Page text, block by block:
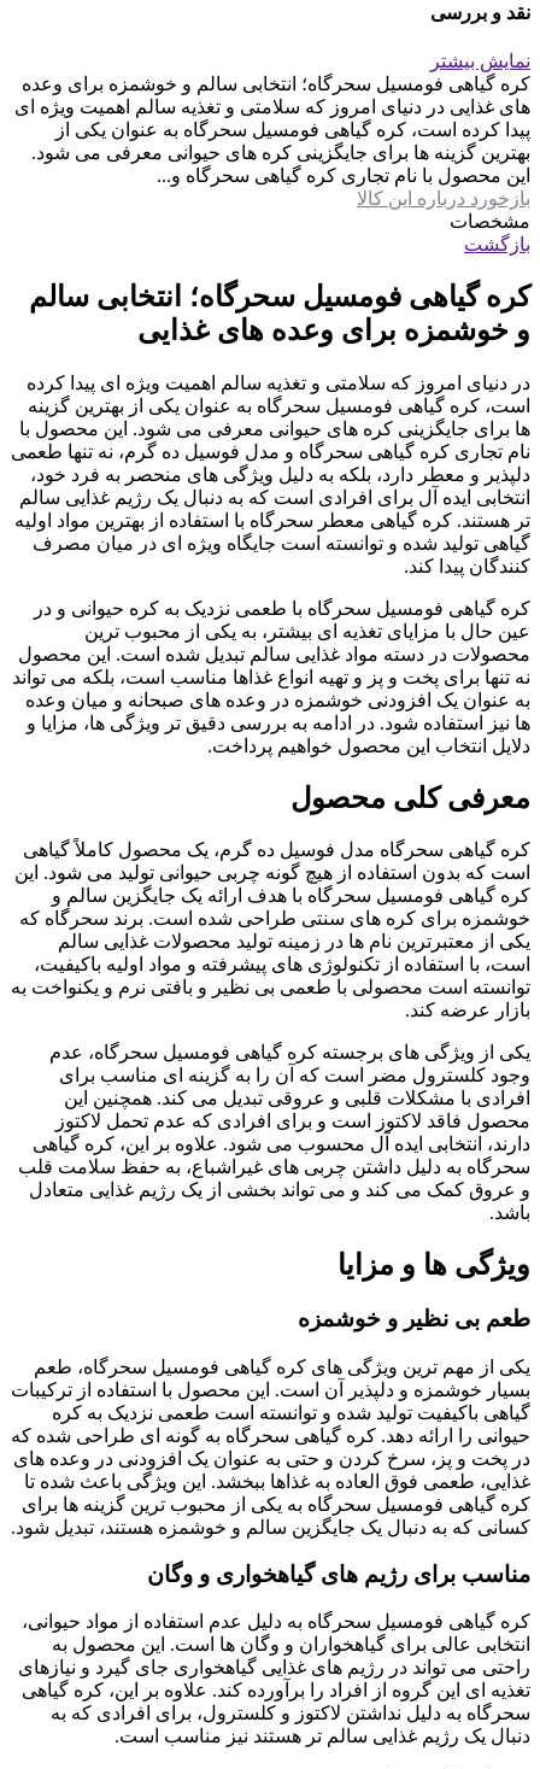
نقد و بررسی
نمایش بیشتر
کره گیاهی فومسیل سحرگاه؛ انتخابی سالم و خوشمزه برای وعده
های غذایی در دنیای امروز که سلامتی و تغذیه سالم اهمیت ویژه ای
پیدا کرده است، کره گیاهی فومسیل سحرگاه به عنوان یکی از
بهترین گزینه ها برای جایگزینی کره های حیوانی معرفی می شود.
این محصول با نام تجاری کره گیاهی سحرگاه و...
بازخورد درباره این کالا
مشخصات
بازگشت
کره گیاهی فومسیل سحرگاه؛ انتخابی سالم
و خوشمزه برای وعده های غذایی
در دنیای امروز که سلامتی و تغذیه سالم اهمیت ویژه ای پیدا کرده
است، کره گیاهی فومسیل سحرگاه به عنوان یکی از بهترین گزینه
ها برای جایگزینی کره های حیوانی معرفی می شود. این محصول با
نام تجاری کره گیاهی سحرگاه و مدل فوسیل ده گرم، نه تنها طعمی
دلپذیر و معطر دارد، بلکه به دلیل ویژگی های منحصر به فرد خود،
انتخابی ایده آل برای افرادی است که به دنبال یک رژیم غذایی سالم
تر هستند. کره گیاهی معطر سحرگاه با استفاده از بهترین مواد اولیه
گیاهی تولید شده و توانسته است جایگاه ویژه ای در میان مصرف
کنندگان پیدا کند.
کره گیاهی فومسیل سحرگاه با طعمی نزدیک به کره حیوانی و در
عین حال با مزایای تغذیه ای بیشتر، به یکی از محبوب ترین
محصولات در دسته مواد غذایی سالم تبدیل شده است. این محصول
نه تنها برای پخت و پز و تهیه انواع غذاها مناسب است، بلکه می تواند
به عنوان یک افزودنی خوشمزه در وعده های صبحانه و میان وعده
ها نیز استفاده شود. در ادامه به بررسی دقیق تر ویژگی ها، مزایا و
دلایل انتخاب این محصول خواهیم پرداخت.
معرفی کلی محصول
کره گیاهی سحرگاه مدل فوسیل ده گرم، یک محصول کاملاً گیاهی
است که بدون استفاده از هیچ گونه چربی حیوانی تولید می شود. این
کره گیاهی فومسیل سحرگاه با هدف ارائه یک جایگزین سالم و
خوشمزه برای کره های سنتی طراحی شده است. برند سحرگاه که
یکی از معتبرترین نام ها در زمینه تولید محصولات غذایی سالم
است، با استفاده از تکنولوژی های پیشرفته و مواد اولیه باکیفیت،
توانسته است محصولی با طعمی بی نظیر و بافتی نرم و یکنواخت به
بازار عرضه کند.
یکی از ویژگی های برجسته کره گیاهی فومسیل سحرگاه، عدم
وجود کلسترول مضر است که آن را به گزینه ای مناسب برای
افرادی با مشکلات قلبی و عروقی تبدیل می کند. همچنین این
محصول فاقد لاکتوز است و برای افرادی که عدم تحمل لاکتوز
دارند، انتخابی ایده آل محسوب می شود. علاوه بر این، کره گیاهی
سحرگاه به دلیل داشتن چربی های غیراشباع، به حفظ سلامت قلب
و عروق کمک می کند و می تواند بخشی از یک رژیم غذایی متعادل
باشد.
ویژگی ها و مزایا
طعم بی نظیر و خوشمزه
یکی از مهم ترین ویژگی های کره گیاهی فومسیل سحرگاه، طعم
بسیار خوشمزه و دلپذیر آن است. این محصول با استفاده از ترکیبات
گیاهی باکیفیت تولید شده و توانسته است طعمی نزدیک به کره
حیوانی را ارائه دهد. کره گیاهی سحرگاه به گونه ای طراحی شده که
در پخت و پز، سرخ کردن و حتی به عنوان یک افزودنی در وعده های
غذایی، طعمی فوق العاده به غذاها ببخشد. این ویژگی باعث شده تا
کره گیاهی فومسیل سحرگاه به یکی از محبوب ترین گزینه ها برای
کسانی که به دنبال یک جایگزین سالم و خوشمزه هستند، تبدیل شود.
مناسب برای رژیم های گیاهخواری و وگان
کره گیاهی فومسیل سحرگاه به دلیل عدم استفاده از مواد حیوانی،
انتخابی عالی برای گیاهخواران و وگان ها است. این محصول به
راحتی می تواند در رژیم های غذایی گیاهخواری جای گیرد و نیازهای
تغذیه ای این گروه از افراد را برآورده کند. علاوه بر این، کره گیاهی
سحرگاه به دلیل نداشتن لاکتوز و کلسترول، برای افرادی که به
دنبال یک رژیم غذایی سالم تر هستند نیز مناسب است.